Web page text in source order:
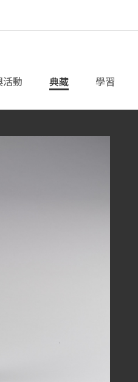
活動 典藏 學習